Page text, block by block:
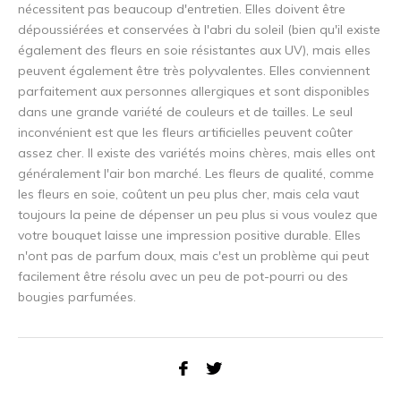
nécessitent pas beaucoup d'entretien. Elles doivent être
dépoussiérées et conservées à l'abri du soleil (bien qu'il existe
également des fleurs en soie résistantes aux UV), mais elles
peuvent également être très polyvalentes. Elles conviennent
parfaitement aux personnes allergiques et sont disponibles
dans une grande variété de couleurs et de tailles. Le seul
inconvénient est que les fleurs artificielles peuvent coûter
assez cher. Il existe des variétés moins chères, mais elles ont
généralement l'air bon marché. Les fleurs de qualité, comme
les fleurs en soie, coûtent un peu plus cher, mais cela vaut
toujours la peine de dépenser un peu plus si vous voulez que
votre bouquet laisse une impression positive durable. Elles
n'ont pas de parfum doux, mais c'est un problème qui peut
facilement être résolu avec un peu de pot-pourri ou des
bougies parfumées.
5% de réduction
Inscrivez-vous à notre newsletter pour rester au courant de
nos derniers produits, et recevez5% de réductionsur votre
premier achat ! 😀